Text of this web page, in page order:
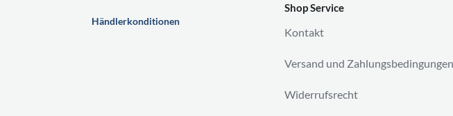
Händlerkonditionen
Shop Service
Kontakt
Versand und Zahlungsbedingungen
Widerrufsrecht